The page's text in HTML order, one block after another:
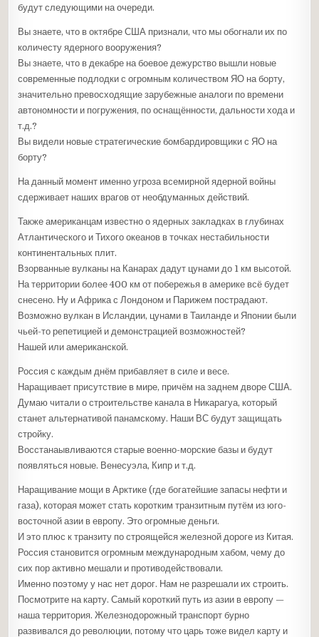
будут следующими на очереди.
Вы знаете, что в октябре США признали, что мы обогнали их по
количесту ядерного вооружения?
Вы знаете, что в декабре на боевое дежурство вышли новые
современные подлодки с огромным количеством ЯО на борту,
значительно превосходящие зарубежные аналоги по времени
автономности и погружения, по оснащённости, дальности хода и
т.д.?
Вы видели новые стратегические бомбардировщики с ЯО на
борту?
На данный момент именно угроза всемирной ядерной войны
сдерживает наших врагов от необдуманных действий.
Также американцам известно о ядерных закладках в глубинах
Атлантического и Тихого океанов в точках нестабильности
континентальных плит.
Взорванные вулканы на Канарах дадут цунами до 1 км высотой.
На территории более 400 км от побережья в америке всё будет
снесено. Ну и Африка с Лондоном и Парижем пострадают.
Возможно вулкан в Исландии, цунами в Таиланде и Японии были
чьей-то репетицией и демонстрацией возможностей?
Нашей или американской.
Россия с каждым днём прибавляет в силе и весе.
Наращивает присутствие в мире, причём на заднем дворе США.
Думаю читали о строительстве канала в Никарагуа, который
станет альтернативой панамскому. Наши ВС будут защищать
стройку.
Восстанаывливаются старые военно-морские базы и будут
появляться новые. Венесуэла, Кипр и т.д.
Наращивание мощи в Арктике (где богатейшие запасы нефти и
газа), которая может стать коротким транзитным путём из юго-
восточной азии в европу. Это огромные деньги.
И это плюс к транзиту по строящейся железной дороге из Китая.
Россия становится огромным международным хабом, чему до
сих пор активно мешали и противодействовали.
Именно поэтому у нас нет дорог. Нам не разрешали их строить.
Посмотрите на карту. Самый короткий путь из азии в европу —
наша территория. Железнодорожный транспорт бурно
развивался до революции, потому что царь тоже видел карту и